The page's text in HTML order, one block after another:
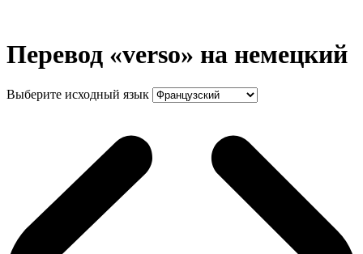
Перевод «verso» на немецкий
Выберите исходный язык